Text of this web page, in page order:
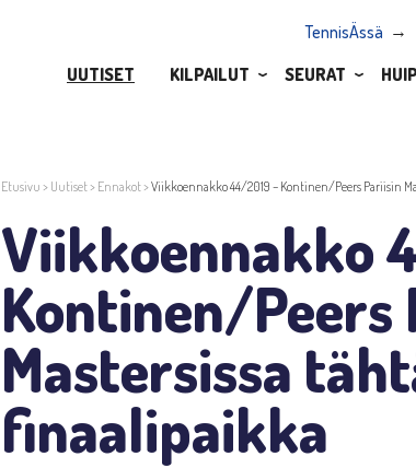
TennisÄssä
UUTISET
KILPAILUT SEURAT
Etusivu > Uutiset> Ennakot>Viikkoennakko 44/2019 – Kontinen/Peers Pariisin
Viikkoennakko
Kontinen/Peers
Mastersissa
finaalipaikka